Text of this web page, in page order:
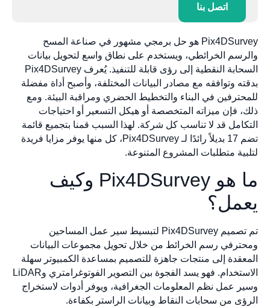
اتصل بنا
Pix4DSurvey هو حل برمجي مشهور في صناعة المسح
الخرائطي، ويستخدم على نطاق واسع لتحويل بيانات
السحابة النقطية إلى رؤى قابلة للتنفيذ. يُعرف Pix4DSurvey
وتوافقه مع مصادر البيانات المختلفة، وأصبح أداة مفضلة
في البناء والتخطيط الحضري ومراقبة البيئة. ومع
فإن ميزاته المتخصصة أو هيكل التسعير أو احتياجات
قد لا تناسب كل شركة. لهذا السبب قمنا بتجميع قائمة
تضم 17 بديلاً رائدًا لـ Pix4DSurvey، كل منها يوفر مزايا فريدة
متطلبات المشروع المتنوعة.
ما هو Pix4DSurvey وكيف
تم تصميم Pix4DSurvey لتبسيط سير عمل المساحين
رسم الخرائط من خلال تحويل مجموعات البيانات
إلى منتجات جاهزة للتصميم بمساعدة الكمبيوتر سهلة
الاستخدام. فهو يسد الفجوة بين التصوير الفوتوغرامتري وLiDAR
عمل نظم المعلومات الجغرافية، ويوفر أدوات لاستخراج
من سحابات النقاط وبيانات الراستر بكفاءة.